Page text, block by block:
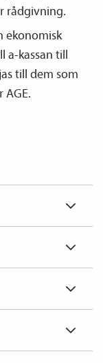
rådgivning.
ekonomisk
a-kassan till
till dem som